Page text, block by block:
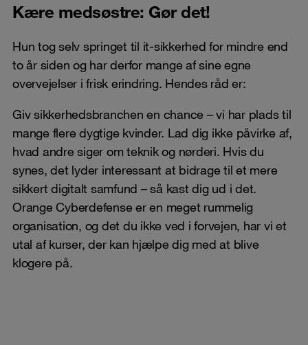
Kære medsøstre: Gør det!
Hun tog selv springet til it-sikkerhed for mindre end
to år siden og har derfor mange af sine egne
overvejelser i frisk erindring. Hendes råd er:
Giv sikkerhedsbranchen en chance – vi har plads til
mange flere dygtige kvinder. Lad dig ikke påvirke af,
hvad andre siger om teknik og nørderi. Hvis du
synes, det lyder interessant at bidrage til et mere
sikkert digitalt samfund – så kast dig ud i det.
Orange Cyberdefense er en meget rummelig
organisation, og det du ikke ved i forvejen, har vi et
utal af kurser, der kan hjælpe dig med at blive
klogere på.